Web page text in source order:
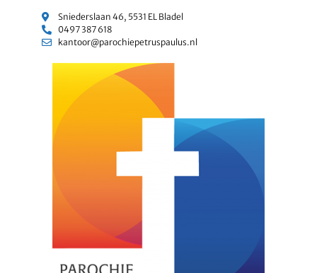
Sniederslaan 46, 5531 EL Bladel
0497 387 618
kantoor@parochiepetruspaulus.nl